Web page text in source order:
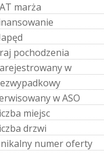
AT marża
nansowanie
apęd
raj pochodzenia
arejestrowanyw
ezwypadkowy
rwisowanywASO
iczba miejsc
iczba drzwi
nikalny numeroferty